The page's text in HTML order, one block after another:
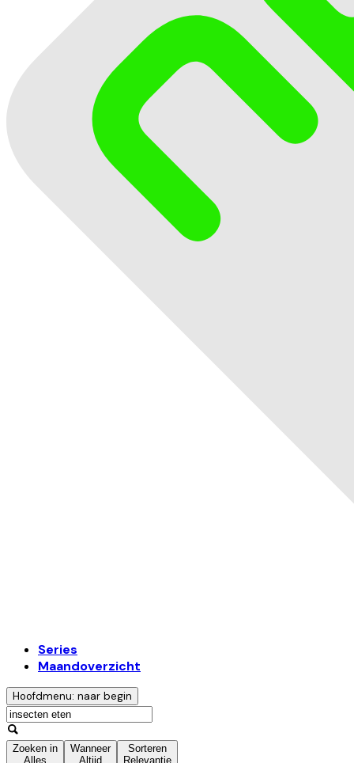
Series
Maandoverzicht
Hoofdmenu: naar begin
Zoeken in
Alles
Wanneer
Altijd
Sorteren
Relevantie